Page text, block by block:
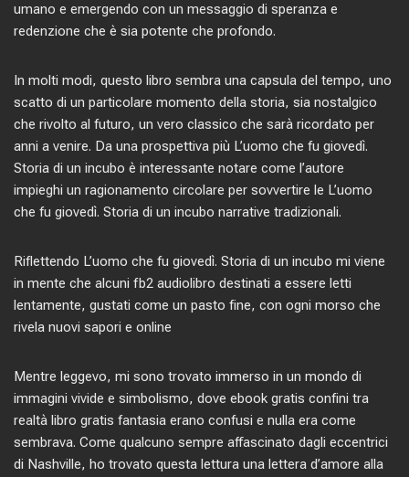
umano e emergendo con un messaggio di speranza e
redenzione che è sia potente che profondo.
In molti modi, questo libro sembra una capsula del tempo, uno
scatto di un particolare momento della storia, sia nostalgico
che rivolto al futuro, un vero classico che sarà ricordato per
anni a venire. Da una prospettiva più L’uomo che fu giovedì.
Storia di un incubo è interessante notare come l’autore
impieghi un ragionamento circolare per sovvertire le L’uomo
che fu giovedì. Storia di un incubo narrative tradizionali.
Riflettendo L’uomo che fu giovedì. Storia di un incubo mi viene
in mente che alcuni fb2 audiolibro destinati a essere letti
lentamente, gustati come un pasto fine, con ogni morso che
rivela nuovi sapori e online
Mentre leggevo, mi sono trovato immerso in un mondo di
immagini vivide e simbolismo, dove ebook gratis confini tra
realtà libro gratis fantasia erano confusi e nulla era come
sembrava. Come qualcuno sempre affascinato dagli eccentrici
di Nashville, ho trovato questa lettura una lettera d’amore alla